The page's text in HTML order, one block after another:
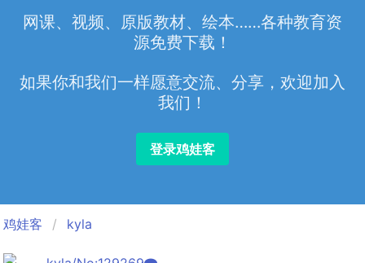
网课、视频、原版教材、绘本……各种教育资
源免费下载！
如果你和我们一样愿意交流、分享，欢迎加入
我们！
登录鸡娃客
鸡娃客 kyla